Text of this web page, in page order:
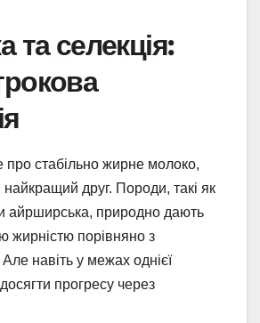
та селекція:
про стабільно жирне молоко,
друг. Породи, такі як
айрширська, природно дають
жирністю порівняно з
навіть у межах однієї
прогресу через